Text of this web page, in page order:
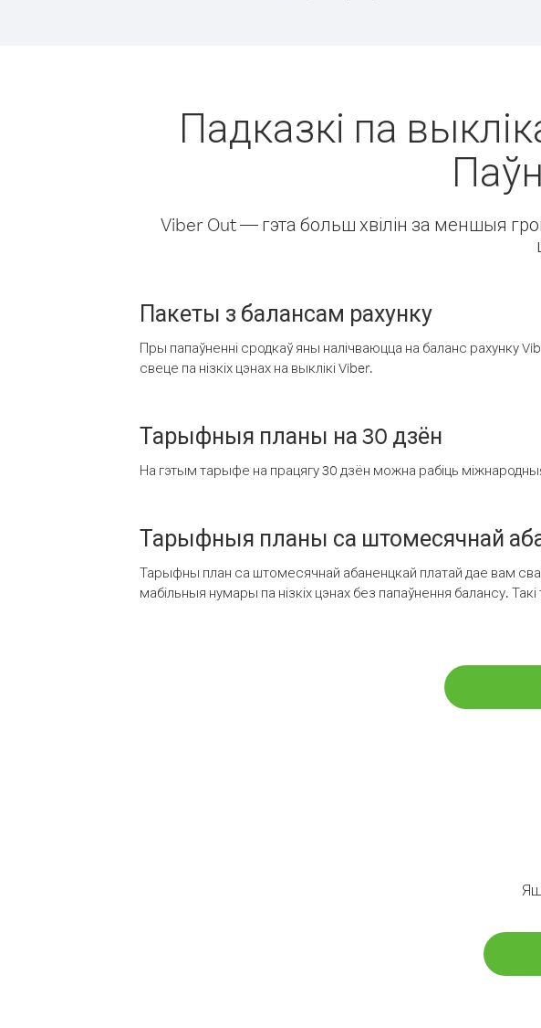
Падказкі па
Viber Out — гэта больш хвілін за меншыя
Пакеты з балансам рахунку
Пры папаўненні сродкаў яны налічваюцца на баланс рахунку
свеце па нізкіх цэнах на выклікі Viber.
Тарыфныя планы на 30 дзён
На гэтым тарыфе на працягу 30 дзён можна рабіць міжнародныя
Тарыфныя планы са штомесячнай
Тарыфны план са штомесячнай абаненцкай платай дае вам
мабільныя нумары па нізкіх цэнах без папаўнення балансу.